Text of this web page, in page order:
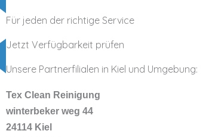
Für jeden der richtige Service
Jetzt Verfügbarkeit prüfen
Unsere Partnerfilialen in Kiel und Umgebung:
Tex Clean Reinigung
winterbeker weg 44
24114 Kiel